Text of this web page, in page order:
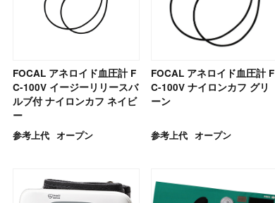
FOCAL アネロイド血圧計 F
C-100V イージーリリースバ
ルブ付 ナイロンカフ ネイビ
ー
参考上代 オープン
FOCAL アネロイド血圧計 F
C-100V ナイロンカフ グリ
ーン
参考上代 オープン